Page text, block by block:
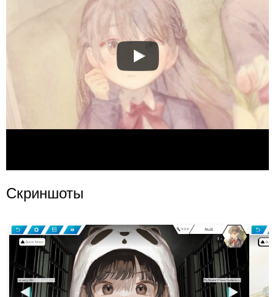
Скриншоты